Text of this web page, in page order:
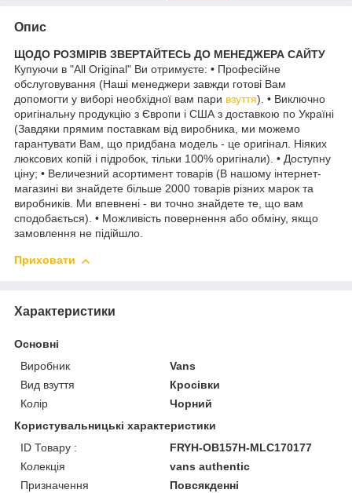
Опис
ЩОДО РОЗМІРІВ ЗВЕРТАЙТЕСЬ ДО МЕНЕДЖЕРА САЙТУ
Купуючи в "All Original" Ви отримуєте: • Професійне
обслуговування (Наші менеджери завжди готові Вам
допомогти у виборі необхідної вам пари взуття). • Виключно
оригінальну продукцію з Європи і США з доставкою по Україні
(Завдяки прямим поставкам від виробника, ми можемо
гарантувати Вам, що придбана модель - це оригінал. Ніяких
люксових копій і підробок, тільки 100% оригінали). • Доступну
ціну; • Величезний асортимент товарів (В нашому інтернет-
магазині ви знайдете більше 2000 товарів різних марок та
виробників. Ми впевнені - ви точно знайдете те, що вам
сподобається). • Можливість повернення або обміну, якщо
замовлення не підійшло.
Приховати
Характеристики
Основні
Виробник
Vans
Вид взуття
Кросівки
Колір
Чорний
Користувальницькі характеристики
ID Товару :
FRYH-OB157H-MLC170177
Колекція
vans authentic
Призначення
Повсякденні